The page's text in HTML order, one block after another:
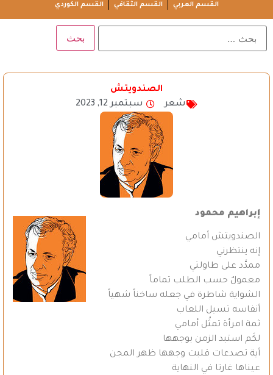
القسم العربي القسم الثقافي القسم الكوردي
الصندويتش
شعر
سبتمبر 12, 2023
إبراهيم محمود
الصندويتش أمامي
إنه ينتظرني
ممدَّد على طاولتي
معمولٌ حسب الطلب تماماً
الشواية شاطرة في جعله ساخناً شهياً
أنفاسه تسيل اللعاب
ثمة امرأة تمثُل أمامي
لكَم استبد الزمن بوجهها
أية تصدعات قلبت وجهها ظهر المجن
عيناها غارتا في النهاية